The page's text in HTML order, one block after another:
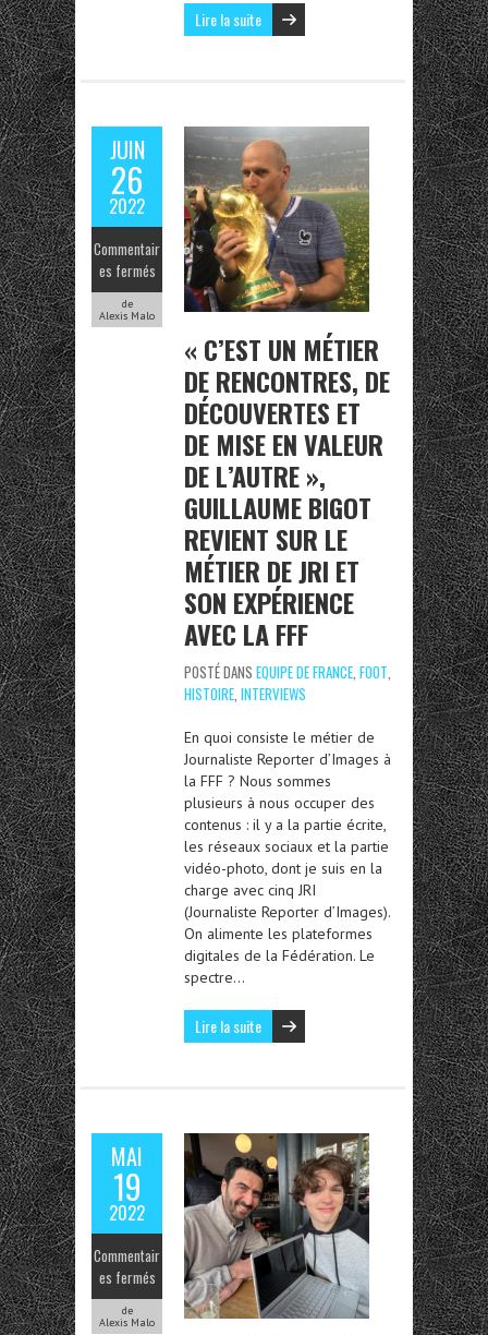
Lire la suite
JUIN
26
2022
Commentair
es fermés
de
Alexis Malo
« C’EST UN MÉTIER
DE RENCONTRES, DE
DÉCOUVERTES ET
DE MISE EN VALEUR
DE L’AUTRE »,
GUILLAUME BIGOT
REVIENT SUR LE
MÉTIER DE JRI ET
SON EXPÉRIENCE
AVEC LA FFF
POSTÉ DANS EQUIPE DE FRANCE, FOOT,
HISTOIRE, INTERVIEWS
En quoi consiste le métier de
Journaliste Reporter d’Images à
la FFF ? Nous sommes
plusieurs à nous occuper des
contenus : il y a la partie écrite,
les réseaux sociaux et la partie
vidéo-photo, dont je suis en la
charge avec cinq JRI
(Journaliste Reporter d’Images).
On alimente les plateformes
digitales de la Fédération. Le
spectre…
Lire la suite
MAI
19
2022
Commentair
es fermés
de
Alexis Malo